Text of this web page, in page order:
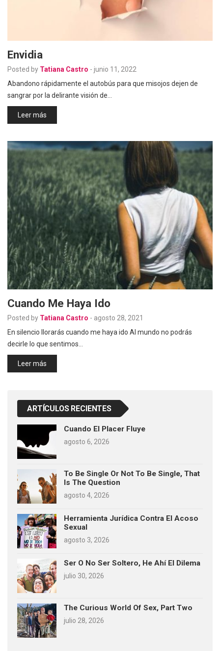
Envidia
Posted by Tatiana Castro - junio 11, 2022
Abandono rápidamente el autobús para que misojos dejen de
sangrar por la delirante visión de…
Leer más
Cuando Me Haya Ido
Posted by Tatiana Castro - agosto 28, 2021
En silencio llorarás cuando me haya ido Al mundo no podrás
decirle lo que sentimos…
Leer más
ARTÍCULOS RECIENTES
Cuando El Placer Fluye
agosto 6, 2026
To Be Single Or Not To Be Single, That
Is The Question
agosto 4, 2026
Herramienta Jurídica Contra El Acoso
Sexual
agosto 3, 2026
Ser O No Ser Soltero, He Ahí El Dilema
julio 30, 2026
The Curious World Of Sex, Part Two
julio 28, 2026